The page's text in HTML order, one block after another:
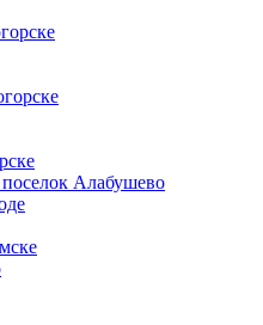
Алабушево